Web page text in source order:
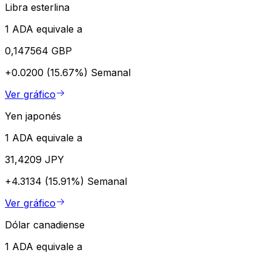
Libra esterlina
1 ADA equivale a
0,147564 GBP
+0.0200 (15.67%) Semanal
Ver gráfico
Yen japonés
1 ADA equivale a
31,4209 JPY
+4.3134 (15.91%) Semanal
Ver gráfico
Dólar canadiense
1 ADA equivale a